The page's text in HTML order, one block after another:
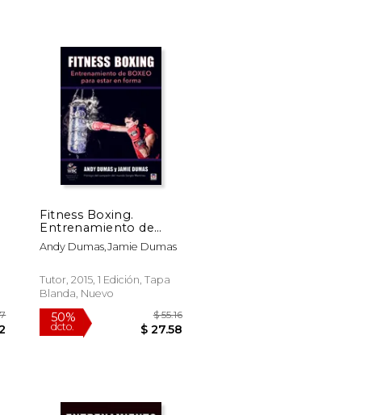
$ 7.23
Fitness Boxing.
Entrenamiento de
Boxeo Para Estar en
Forma
Andy Dumas,Jamie Dumas
Tutor, 2015, 1 Edición, Tapa
Blanda, Nuevo